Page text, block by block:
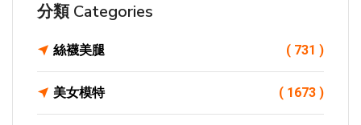
分類 Categories
絲襪美腿 ( 731 )
美女模特 ( 1673 )